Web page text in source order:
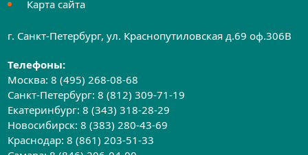
Карта сайта
г. Санкт-Петербург, ул. Краснопутиловская д.69 оф.306B
Телефоны:
Москва:8 (495) 268-08-68
Санкт-Петербург:8 (812) 309-71-19
Екатеринбург:8 (343) 318-28-29
Новосибирск:8 (383) 280-43-69
Краснодар:8 (861) 203-51-33